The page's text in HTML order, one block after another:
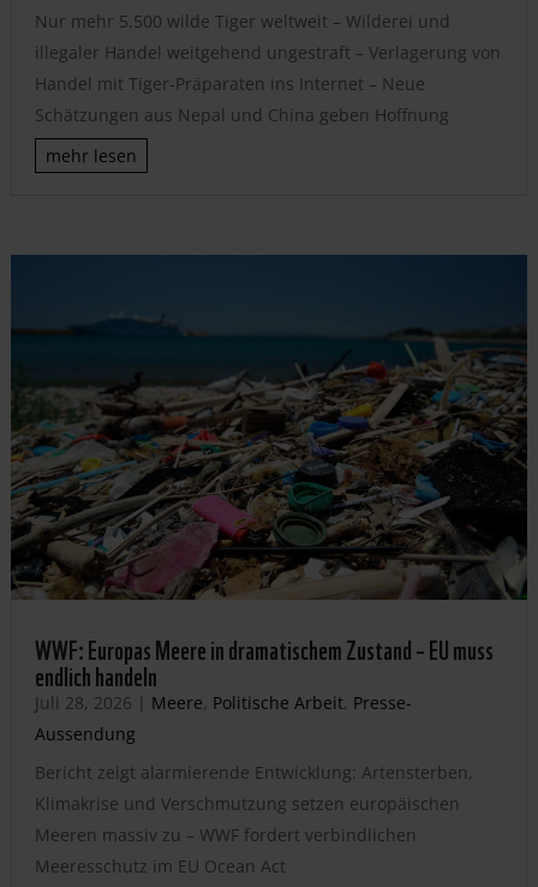
Nur mehr 5.500 wilde Tiger weltweit – Wilderei und
illegaler Handel weitgehend ungestraft – Verlagerung von
Handel mit Tiger-Präparaten ins Internet – Neue
Schätzungen aus Nepal und China geben Hoffnung
mehr lesen
WWF: Europas Meere in dramatischem Zustand – EU muss
endlich handeln
Juli 28, 2026 | Meere, Politische Arbeit, Presse-
Aussendung
Bericht zeigt alarmierende Entwicklung: Artensterben,
Klimakrise und Verschmutzung setzen europäischen
Meeren massiv zu – WWF fordert verbindlichen
Meeresschutz im EU Ocean Act